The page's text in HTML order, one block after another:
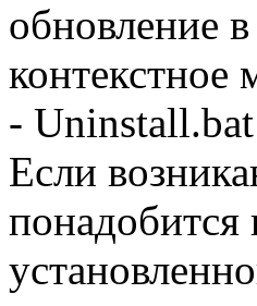
обновление
-
Если